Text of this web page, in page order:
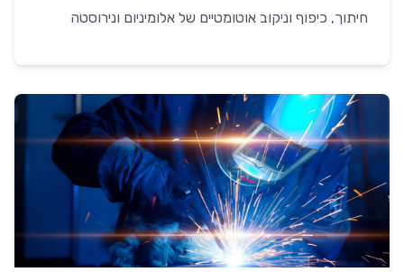
חיתוך, כיפוף וניקוב אוטומטיים של אלומיניום ונירוסטה